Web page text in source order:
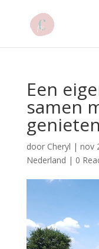
Een
samen
genieten
door Cheryl | nov
Nederland | 0